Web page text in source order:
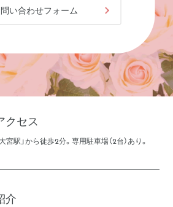
い合わせフォーム
クセス
宮駅」から徒歩2分。専用駐車場（2台）あり。
介